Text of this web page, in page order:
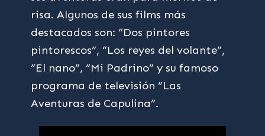
risa. Algunos de sus films más
destacados son: “Dos pintores
pintorescos”, “Los reyes del volante”,
“El nano”, “Mi Padrino” y su famoso
programa de televisión “Las
Aventuras de Capulina”.